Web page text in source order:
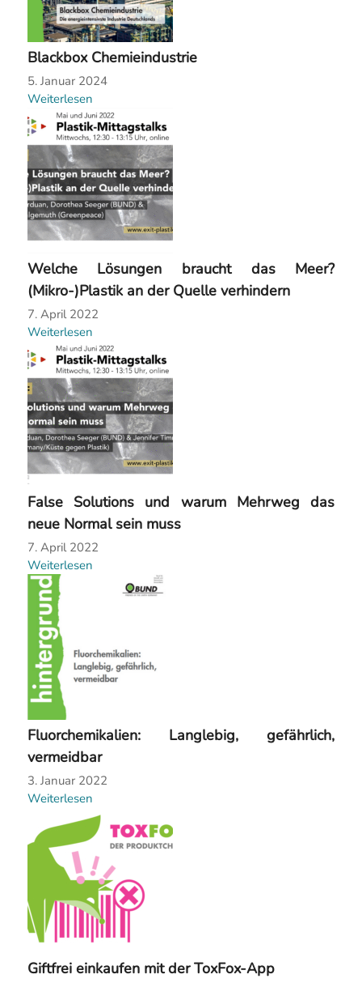
Blackbox Chemieindustrie
5. Januar 2024
Weiterlesen
Welche Lösungen braucht das Meer?
(Mikro-)Plastik an der Quelle verhindern
7. April 2022
Weiterlesen
False Solutions und warum Mehrweg das
neue Normal sein muss
7. April 2022
Weiterlesen
Fluorchemikalien: Langlebig, gefährlich,
vermeidbar
3. Januar 2022
Weiterlesen
Giftfrei einkaufen mit der ToxFox-App